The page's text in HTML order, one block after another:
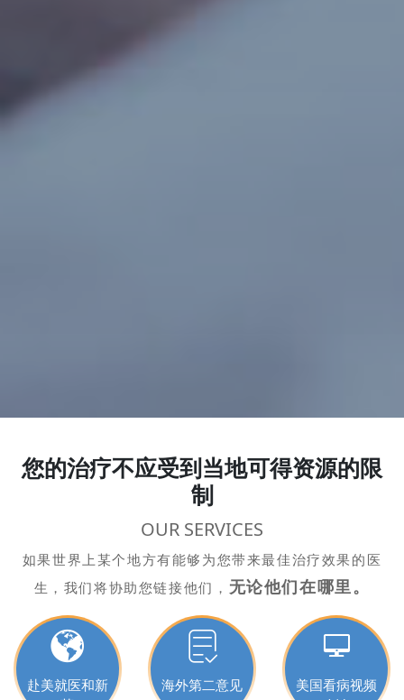
您的治疗不应受到当地可得资源的限
制
OUR SERVICES
如果世界上某个地方有能够为您带来最佳治疗效果的医
生，我们将协助您链接他们， 无论他们在哪里。
赴美就医和新
海外第二意见
美国看病视频